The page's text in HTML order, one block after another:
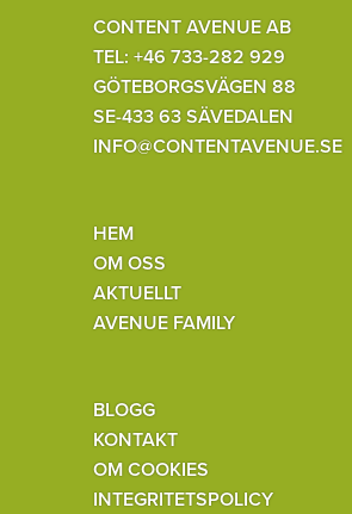
CONTENT AVENUE AB
TEL: +46 733-282 929
GÖTEBORGSVÄGEN 88
SE-433 63 SÄVEDALEN
INFO@CONTENTAVENUE.SE
HEM
OM OSS
AKTUELLT
AVENUE FAMILY
BLOGG
KONTAKT
OM COOKIES
INTEGRITETSPOLICY